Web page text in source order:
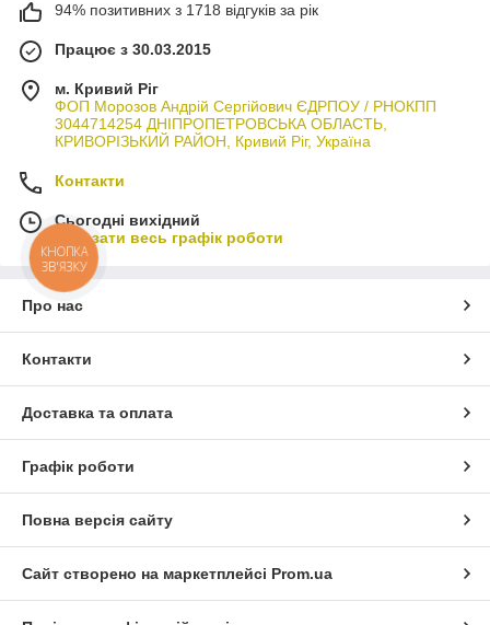
94% позитивних з 1718 відгуків за рік
Працює з 30.03.2015
м. Кривий Ріг
ФОП Морозов Андрій Сергійович ЄДРПОУ / РНОКПП
3044714254 ДНІПРОПЕТРОВСЬКА ОБЛАСТЬ,
КРИВОРІЗЬКИЙ РАЙОН, Кривий Ріг, Україна
Контакти
Сьогодні вихідний
Показати весь графік роботи
Про нас
Контакти
Доставка та оплата
Графік роботи
Повна версія сайту
Сайт створено на маркетплейсі Prom.ua
КНОПКА
ЗВ'ЯЗКУ